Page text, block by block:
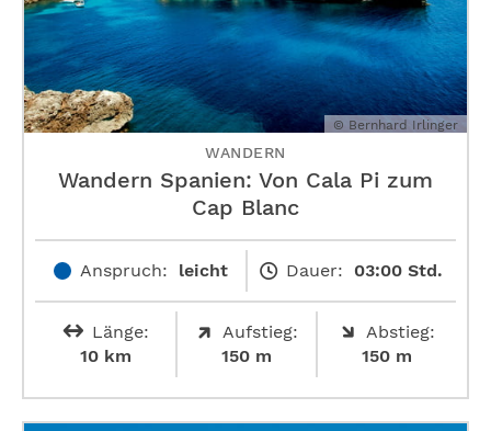
© Bernhard Irlinger
WANDERN
Wandern Spanien: Von Cala Pi zum
Cap Blanc
Anspruch: leicht Dauer: 03:00 Std.
Länge:
10 km
Aufstieg:
150 m
Abstieg:
150 m